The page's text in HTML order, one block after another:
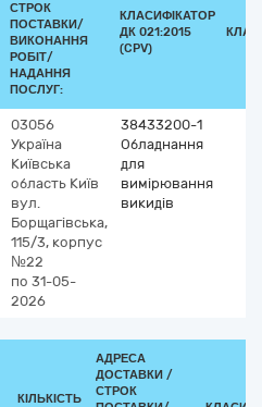
СТРОК
ПОСТАВКИ/
ВИКОНАННЯ
РОБІТ/
НАДАННЯ
ПОСЛУГ:
КЛАСИФІКАТОР
ДК 021:2015
(CPV)
03056
Україна
Київська
область Київ
вул.
Борщагівська,
115/3, корпус
№22
по 31-05-
2026
38433200-1
Обладнання
для
вимірювання
викидів
КІЛЬКІСТЬ
АДРЕСА
ДОСТАВКИ /
СТРОК